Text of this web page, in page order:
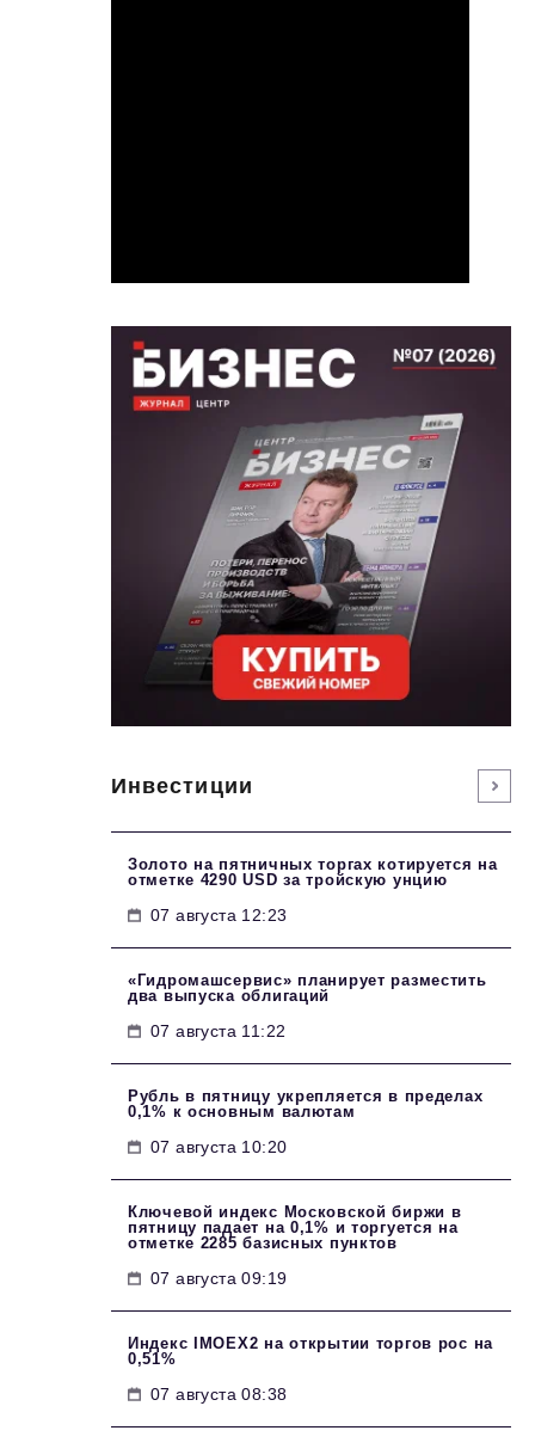
Инвестиции
Золото на пятничных торгах котируется на
отметке 4290 USD за тройскую унцию
07 августа 12:23
«Гидромашсервис» планирует разместить
два выпуска облигаций
07 августа 11:22
Рубль в пятницу укрепляется в пределах
0,1% к основным валютам
07 августа 10:20
Ключевой индекс Московской биржи в
пятницу падает на 0,1% и торгуется на
отметке 2285 базисных пунктов
07 августа 09:19
Индекс IMOEX2 на открытии торгов рос на
0,51%
07 августа 08:38